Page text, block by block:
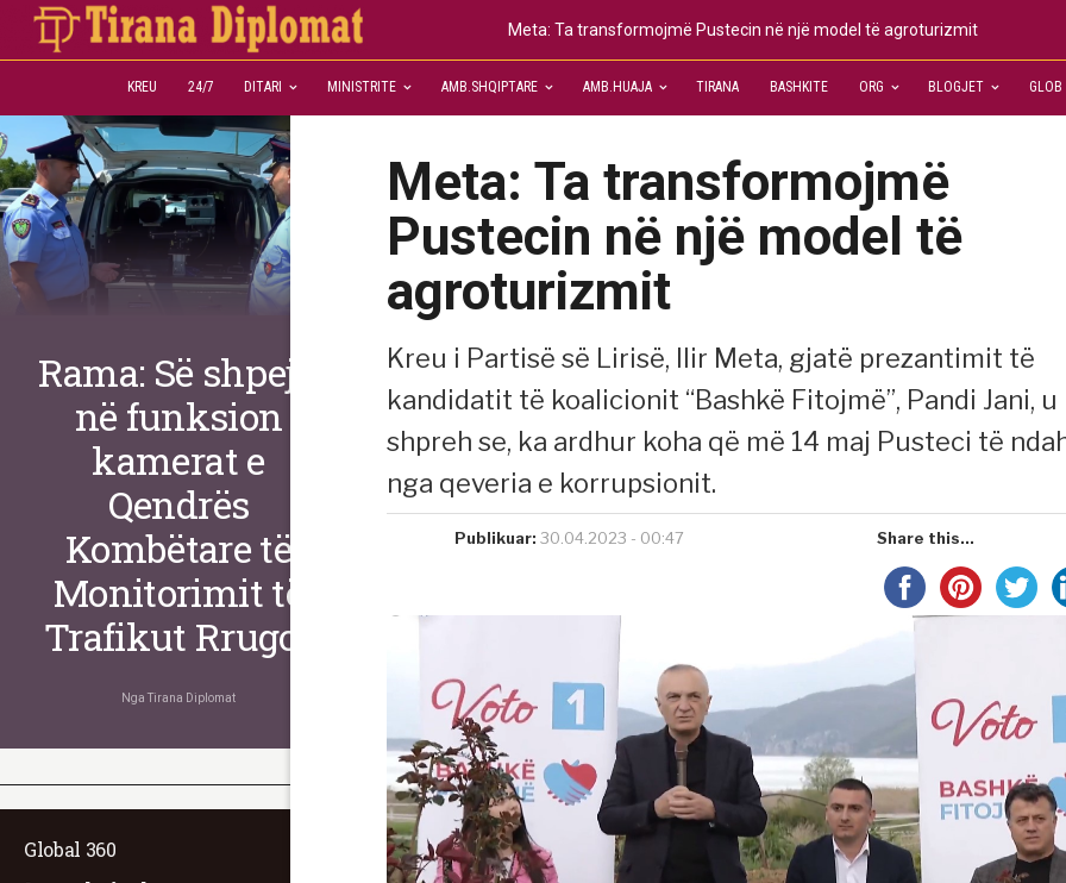
Meta: Ta transformojmë Pustecin në një model të agroturizmit
KREU 24/7 DITARI MINISTRITE AMB.SHQIPTARE AMB.HUAJA TIRANA BASHKITE ORG BLOGJET GLOB
Meta: Ta transformojmë
Pustecin në një model të
agroturizmit
Kreu i Partisë së Lirisë, Ilir Meta, gjatë prezantimit të
kandidatit të koalicionit “Bashkë Fitojmë”, Pandi Jani, u
shpreh se, ka ardhur koha që më 14 maj Pusteci të
nga qeveria e korrupsionit.
Publikuar: 30.04.2023 - 00:47 Share this...
Rama: Së shpejti
në funksion
kamerat e
Qendrës
Kombëtare të
Monitorimit të
Trafikut Rrugor
Nga Tirana Diplomat
Global 360